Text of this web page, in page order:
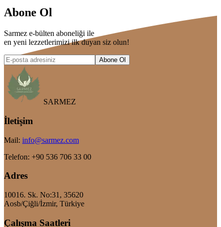
Abone Ol
Sarmez e-bülten aboneliği ile
en yeni lezzetlerimizi ilk duyan siz olun!
Abone Ol
SARMEZ
İletişim
Mail: info@sarmez.com
Telefon: +90 536 706 33 00
Adres
10016. Sk. No:31, 35620
Aosb/Çiğli/İzmir, Türkiye
Çalışma Saatleri